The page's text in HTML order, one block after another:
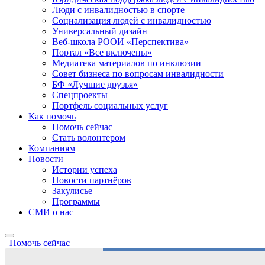
Люди с инвалидностью в спорте
Социализация людей с инвалидностью
Универсальный дизайн
Веб-школа РООИ «Перспектива»
Портал «Все включены»
Медиатека материалов по инклюзии
Совет бизнеса по вопросам инвалидности
БФ «Лучшие друзья»
Спецпроекты
Портфель социальных услуг
Как помочь
Помочь сейчас
Стать волонтером
Компаниям
Новости
Истории успеха
Новости партнёров
Закулисье
Программы
СМИ о нас
Помочь сейчас